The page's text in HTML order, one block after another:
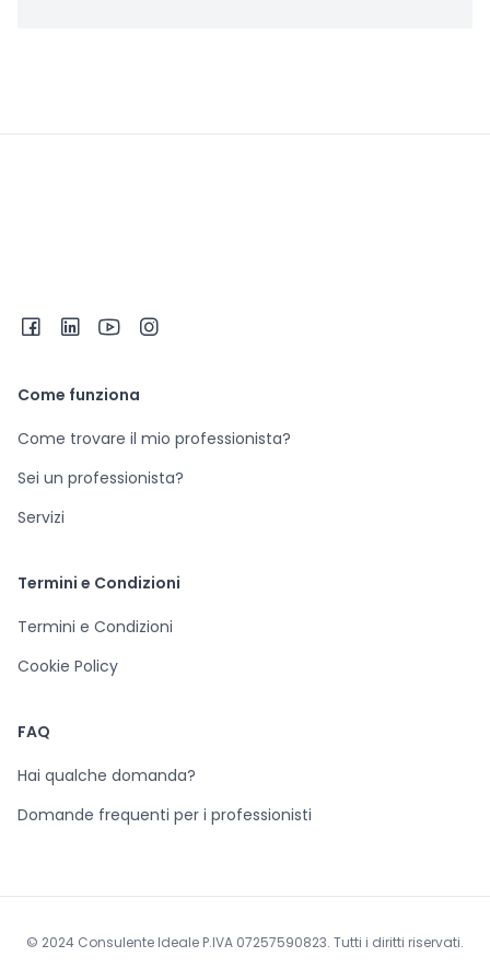
Come funziona
Come trovare il mio professionista?
Sei un professionista?
Servizi
Termini e Condizioni
Termini e Condizioni
Cookie Policy
FAQ
Hai qualche domanda?
Domande frequenti per i professionisti
© 2024 Consulente Ideale P.IVA 07257590823. Tutti i diritti riservati.